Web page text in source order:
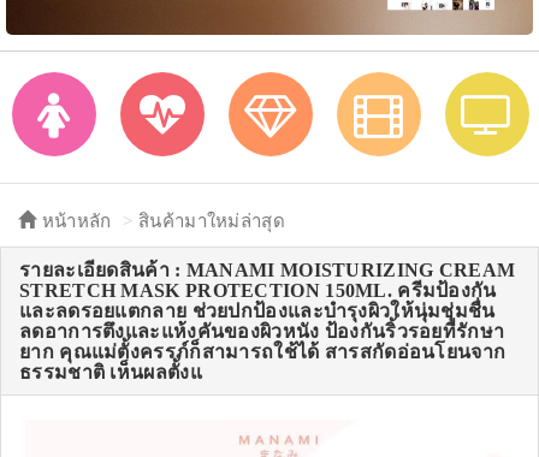
หน้าหลัก สินค้ามาใหม่ล่าสุด
รายละเอียดสินค้า : MANAMI MOISTURIZING CREAM
STRETCH MASK PROTECTION 150ML. ครีมป้องกัน
และลดรอยแตกลาย ช่วยปกป้องและบำรุงผิวให้นุ่มชุ่มชื่น
ลดอาการตึงและแห้งคันของผิวหนัง ป้องกันริ้วรอยที่รักษา
ยาก คุณแม่ตั้งครรภ์ก็สามารถใช้ได้ สารสกัดอ่อนโยนจาก
ธรรมชาติ เห็นผลตั้งแ